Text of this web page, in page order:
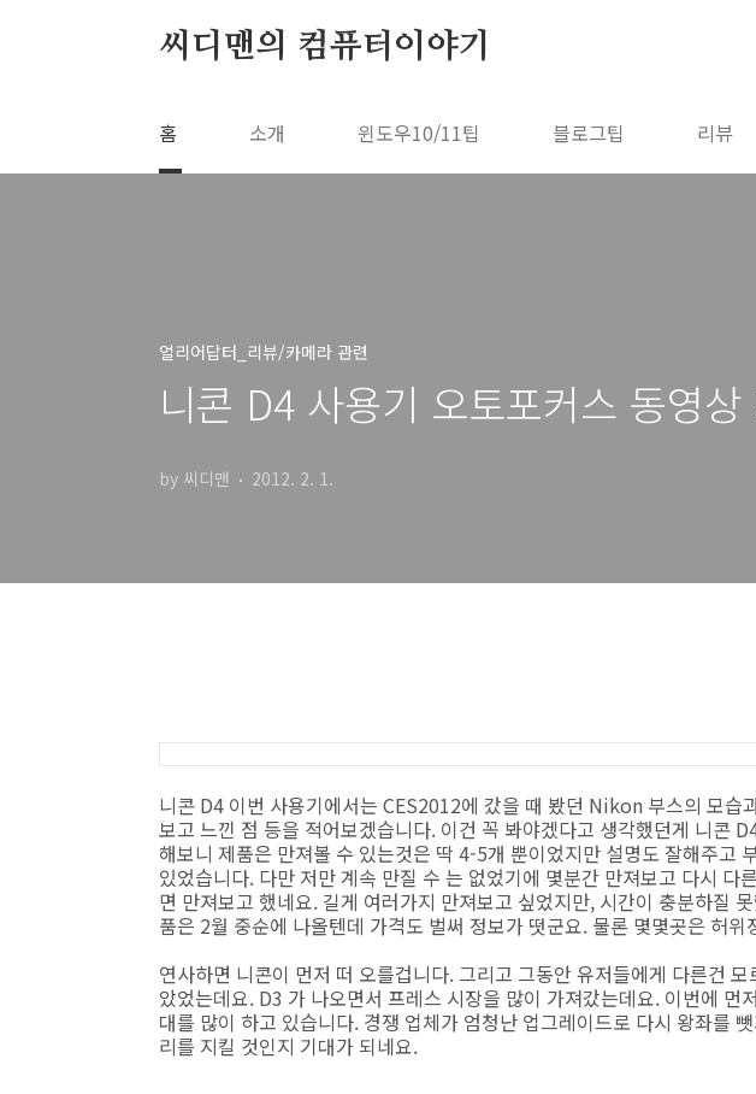
씨디맨의 컴퓨터이야기
홈 소개 윈도우10/11팁 블로그팁 리뷰
얼리어답터_리뷰/카메라 관련
니콘 D4 사용기 오토포커스 동영
by 씨디맨 2012. 2. 1.
니콘 D4 이번 사용기에서는 CES2012에 갔을 때 봤던 Nikon 부스의 모습
보고 느낀 점 등을 적어보겠습니다. 이건 꼭 봐야겠다고 생각했던게 니콘
해보니 제품은 만져볼 수 있는것은 딱 4-5개 뿐이었지만 설명도 잘해주고
있었습니다. 다만 저만 계속 만질 수 는 없었기에 몇분간 만져보고 다시 다
면 만져보고 했네요. 길게 여러가지 만져보고 싶었지만, 시간이 충분하질
품은 2월 중순에 나올텐데 가격도 벌써 정보가 떳군요. 물론 몇몇곳은 허위
연사하면 니콘이 먼저 떠 오를겁니다. 그리고 그동안 유저들에게 다른건
았었는데요. D3 가 나오면서 프레스 시장을 많이 가져갔는데요. 이번에 먼
대를 많이 하고 있습니다. 경쟁 업체가 엄청난 업그레이드로 다시 왕좌를
리를 지킬 것인지 기대가 되네요.